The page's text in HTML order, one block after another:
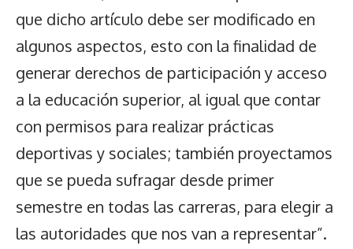
que dicho artículo debe ser modificado en
algunos aspectos, esto con la finalidad de
generar derechos de participación y acceso
a la educación superior, al igual que contar
con permisos para realizar prácticas
deportivas y sociales; también proyectamos
que se pueda sufragar desde primer
semestre en todas las carreras, para elegir a
las autoridades que nos van a representar”.